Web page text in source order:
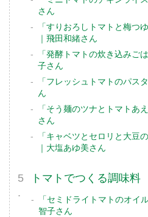
さん
「すりおろしトマトと梅つ
｜飛田和緒さん
「発酵トマトの炊き込みご
子さん
「フレッシュトマトのパス
ん
「そう麺のツナとトマトあ
さん
「キャベツとセロリと大豆
｜大塩あゆ美さん
トマトでつくる調味料
「セミドライトマトのオイ
智子さん